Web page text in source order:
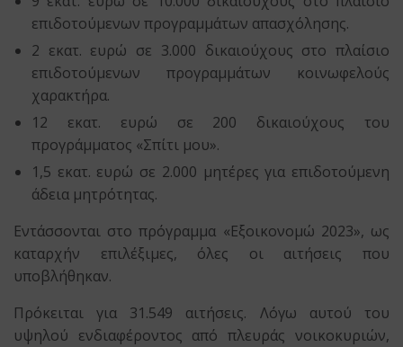
επιδοτούμενων προγραμμάτων απασχόλησης.
2 εκατ. ευρώ σε 3.000 δικαιούχους στο πλαίσιο
επιδοτούμενων προγραμμάτων κοινωφελούς
χαρακτήρα.
12 εκατ. ευρώ σε 200 δικαιούχους του
προγράμματος «Σπίτι μου».
1,5 εκατ. ευρώ σε 2.000 μητέρες για επιδοτούμενη
άδεια μητρότητας.
Εντάσσονται στο πρόγραμμα «Εξοικονομώ 2023», ως
καταρχήν επιλέξιμες, όλες οι αιτήσεις που
υποβλήθηκαν.
Πρόκειται για 31.549 αιτήσεις. Λόγω αυτού του
υψηλού ενδιαφέροντος από πλευράς νοικοκυριών,